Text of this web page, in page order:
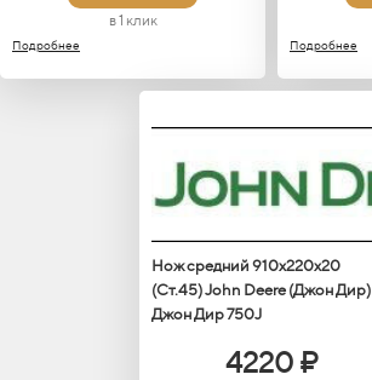
в 1 клик
Подробнее Подробнее
Нож средний 910х220х20
(Ст.45) John Deere (Джон Дир)
Джон Дир 750J
4220 ₽